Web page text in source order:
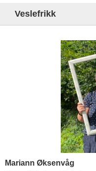
Veslefrikk
Mariann Øksenvåg